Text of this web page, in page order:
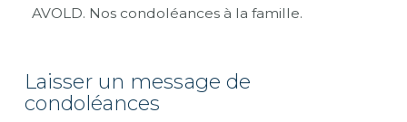
AVOLD. Nos condoléances à la famille.
Laisser un message de
condoléances